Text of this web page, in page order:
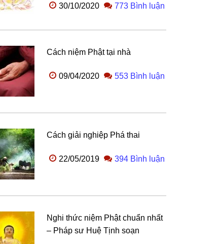
30/10/2020 773 Bình luận
Cách niệm Phật tại nhà
09/04/2020 553 Bình luận
Cách giải nghiệp Phá thai
22/05/2019 394 Bình luận
Nghi thức niệm Phật chuẩn nhất
– Pháp sư Huệ Tịnh soạn